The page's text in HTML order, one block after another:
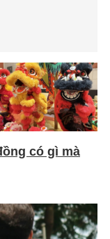
có gì mà